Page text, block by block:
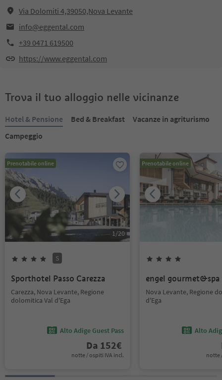
Via Dolomiti 4,39050,Nova Levante
info@eggental.com
+39 0471 619500
https://www.eggental.com
Trova il tuo alloggio nelle vicinanze
Hotel & Pensione Bed & Breakfast
Vacanze in agriturismo
Campeggio
Prenotabile online
1/20
S
Sporthotel Passo Carezza
Carezza, Nova Levante, Regione
dolomitica Val d'Ega
Alto Adige Guest Pass
Da 152€
notte / ospiti IVA incl.
Prenotabile online
engel gourmet&spa
Nova Levante, Regione
d'Ega
Alto
notte